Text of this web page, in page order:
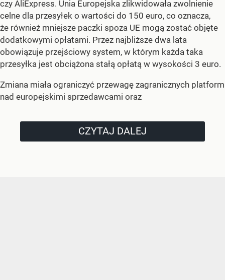
czy AliExpress. Unia Europejska zlikwidowała zwolnienie
celne dla przesyłek o wartości do 150 euro, co oznacza,
że również mniejsze paczki spoza UE mogą zostać objęte
dodatkowymi opłatami. Przez najbliższe dwa lata
obowiązuje przejściowy system, w którym każda taka
przesyłka jest obciążona stałą opłatą w wysokości 3 euro.
Zmiana miała ograniczyć przewagę zagranicznych platform
nad europejskimi sprzedawcami oraz
CZYTAJ DALEJ